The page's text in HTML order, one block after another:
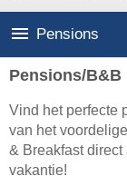
Pensions
Pensions/B&B
Vind het perfecte
van het
& Breakfast
vakantie!